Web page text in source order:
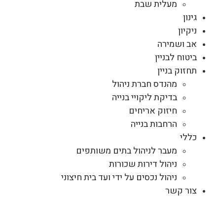
מעלית שבת
גינון
ניקיון
אב ושמירה
ביטוח לבניין
תחזוק בניין
מהנדס חברת ניהול
בדיקת ליקויי בנייה
חיזוק אריחים
הרחבות בנייה
כללי
מעבר לניהול בתים משותפים
ניהול דירות שכורות
ניהול נכסים על ידי ועד בית חיצוני
צור קשר